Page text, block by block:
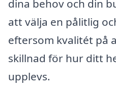
dina behov och din
att välja en pålitlig
eftersom kvalitét på
skillnad för hur ditt
upplevs.